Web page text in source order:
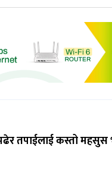
तपाईलाई कस्तो महसुस